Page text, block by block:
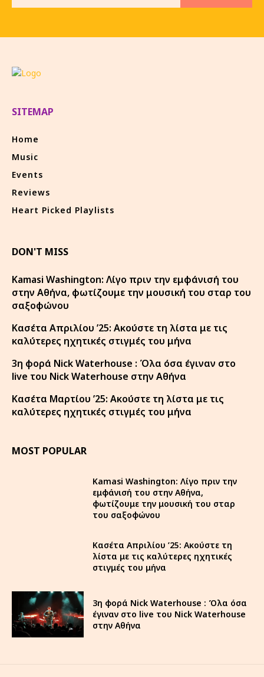
SITEMAP
Home
Music
Events
Reviews
Heart Picked Playlists
DON'T MISS
Kamasi Washington: Λίγο πριν την εμφάνισή του
στην Αθήνα, φωτίζουμε την μουσική του σταρ του
σαξοφώνου
Κασέτα Απριλίου ’25: Ακούστε τη λίστα με τις
καλύτερες ηχητικές στιγμές του μήνα
3η φορά Nick Waterhouse : Όλα όσα έγιναν στο
live του Nick Waterhouse στην Αθήνα
Κασέτα Μαρτίου ’25: Ακούστε τη λίστα με τις
καλύτερες ηχητικές στιγμές του μήνα
MOST POPULAR
Kamasi Washington: Λίγο πριν την
εμφάνισή του στην Αθήνα,
φωτίζουμε την μουσική του σταρ
του σαξοφώνου
Κασέτα Απριλίου ’25: Ακούστε τη
λίστα με τις καλύτερες ηχητικές
στιγμές του μήνα
3η φορά Nick Waterhouse : Όλα όσα
έγιναν στο live του Nick Waterhouse
στην Αθήνα